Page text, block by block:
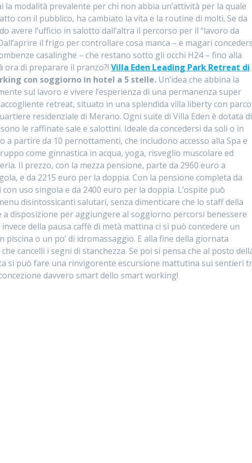
la modalità prevalente per chi non abbia un’attività per la quale
con il pubblico, ha cambiato la vita e la routine di molti. Se da
avere l’ufficio in salotto dall’altra il percorso per il “lavoro da
il frigo per controllare cosa manca – e magari
casalinghe – che restano sotto gli occhi H24 – fino alla
ora di preparare il pranzo?!Villa Eden Leading Park Retreat di
con soggiorno in hotel a 5 stelle. Un’idea che abbina la
sul lavoro e vivere l’esperienza di una permanenza super
retreat, situato in una splendida villa liberty con parco
residenziale di Merano. Ogni suite di Villa Eden è dotata di
le raffinate sale e salottini. Ideale da concedersi da soli o in
a partire da 10 pernottamenti, che includono accesso alla Spa e
come ginnastica in acqua, yoga, risveglio muscolare ed
Il prezzo, con la mezza pensione, parte da 2960 euro a
e da 2215 euro per la doppia. Con la pensione completa da
uso singola e da 2400 euro per la doppia. L’ospite può
disintossicanti salutari, senza dimenticare che lo staff della
a disposizione per aggiungere al soggiorno percorsi benessere
della pausa caffè di metà mattina ci si può concedere un
o un po’ di idromassaggio. E alla fine della giornata
cancelli i segni di stanchezza. Se poi si pensa che al posto
si può fare una rinvigorente escursione mattutina sui sentieri
davvero smart dello smart working!